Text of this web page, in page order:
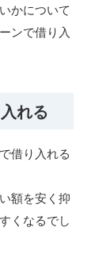
かについて
ンで借り入
れる
借り入れる
額を安く抑
くなるでし